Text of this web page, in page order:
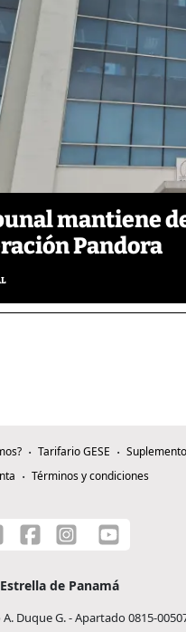
mantiene
Pandora
Tarifario GESE
Términos y condiciones
de Panamá
Duque G. - Apartado 0815-